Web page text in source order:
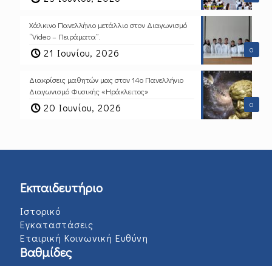
0
Χάλκινο Πανελλήνιο μετάλλιο στον Διαγωνισμό
“Video – Πειράματα”.
21 Ιουνίου, 2026
0
Διακρίσεις μαθητών μας στον 14ο Πανελλήνιο
Διαγωνισμό Φυσικής «Ηράκλειτος»
20 Ιουνίου, 2026
Εκπαιδευτήριο
Ιστορικό
Εγκαταστάσεις
Εταιρική Κοινωνική Ευθύνη
Βαθμίδες